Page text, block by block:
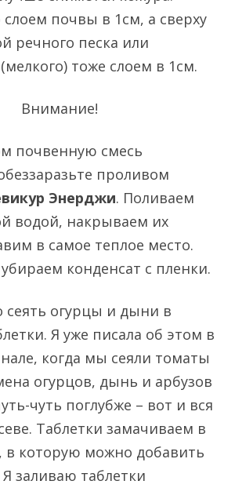
почвы в 1см, а сверху
речного песка или
тоже слоем в 1см.
Внимание!
почвенную смесь
проливом
Энерджи. Поливаем
водой, накрываем их
в самое теплое место.
конденсат с пленки.
сеять огурцы и дыни в
Я уже писала об этом в
когда мы сеяли томаты
огурцов, дынь и арбузов
чуть поглубже – вот и вся
Таблетки замачиваем в
в которую можно добавить
заливаю таблетки